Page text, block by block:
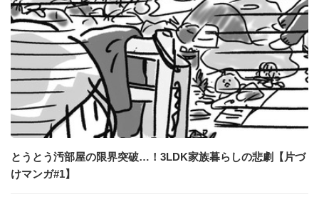
とうとう汚部屋の限界突破…！3LDK家族暮らしの悲劇【片づ
けマンガ#1】